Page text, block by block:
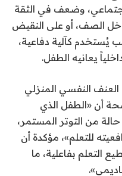
وضعف في الثقة
الصف، أو على النقيض
كآلية دفاعية،
يعانيه الطفل.
العنف النفسي المنزلي
أن «الطفل الذي
من التوتر المستمر،
للتعلم»، مؤكدة أن
التعلم بفاعلية، ما